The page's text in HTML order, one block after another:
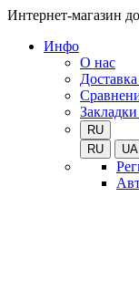
Интернет-магазин
Инфо
О нас
RU
RU
UA